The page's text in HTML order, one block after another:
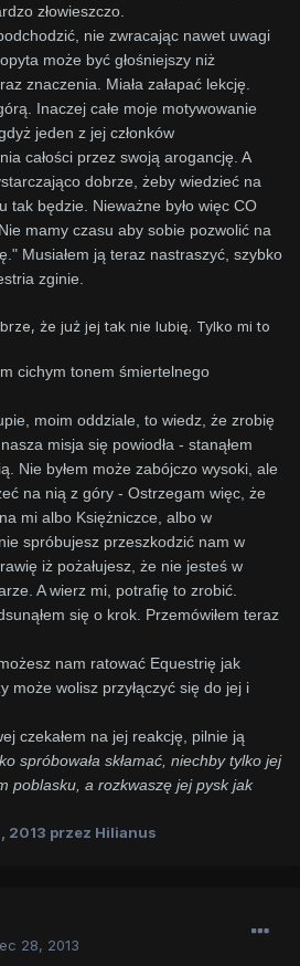
złowieszczo.
nie zwracając nawet uwagi
może być głośniejszy niż
znaczenia. Miała załapać lekcję.
Inaczej całe moje motywowanie
jeden z jej członków
całości przez swoją arogancję. A
dobrze, żeby wiedzieć na
tak będzie. Nieważne było więc CO
mamy czasu aby sobie pozwolić na
Musiałem ją teraz nastraszyć, szybko
zginie.
że już jej tak nie lubię. Tylko mi to
cichym tonem śmiertelnego
moim oddziale, to wiedz, że zrobię
misja się powiodła - stanąłem
Nie byłem może zabójczo wysoki, ale
na nią z góry - Ostrzegam więc, że
mi albo Księżniczce, albo w
spróbujesz przeszkodzić nam w
iż pożałujesz, że nie jesteś w
A wierz mi, potrafię to zrobić.
się o krok. Przemówiłem teraz
nam ratować Equestrię jak
może wolisz przyłączyć się do jej i
czekałem na jej reakcję, pilnie ją
spróbowała skłamać, niechby tylko jej
poblasku, a rozkwaszę jej pysk jak
2013 przez Hilianus
28, 2013